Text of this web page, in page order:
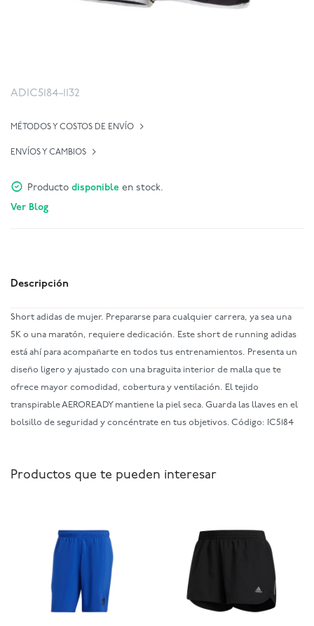
ADIC5184-1132
MÉTODOS Y COSTOS DE ENVÍO
ENVÍOS Y CAMBIOS
Producto disponible en stock.
Ver Blog
Descripción
Short adidas de mujer. Prepararse para cualquier carrera, ya sea una
5K o una maratón, requiere dedicación. Este short de running adidas
está ahí para acompañarte en todos tus entrenamientos. Presenta un
diseño ligero y ajustado con una braguita interior de malla que te
ofrece mayor comodidad, cobertura y ventilación. El tejido
transpirable AEROREADY mantiene la piel seca. Guarda las llaves en el
bolsillo de seguridad y concéntrate en tus objetivos. Código: IC5184
Productos que te pueden interesar